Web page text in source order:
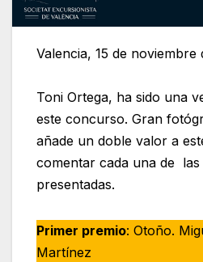
Valencia, 15 de noviembre
Toni Ortega, ha sido una
este concurso. Gran
añade un doble valor a
comentar cada una de
presentadas.
Primer premio: Otoño.
Martínez